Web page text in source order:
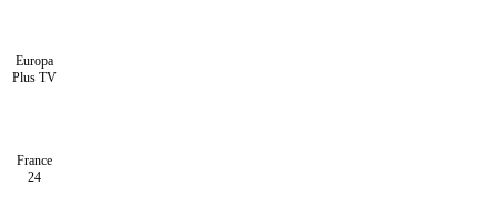
Europa
Plus TV
France
24